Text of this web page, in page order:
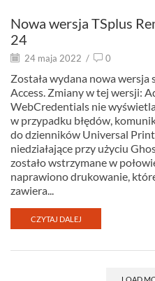
Nowa wersja TSplus
24
24 maja 2022 / 0
Została wydana nowa wersja
Access. Zmiany w tej wersji:
WebCredentials nie
w przypadku błędów,
do dzienników Universal
niedziałające przy użyciu
zostało wstrzymane w
naprawiono drukowanie,
zawiera...
CZYTAJ DALEJ